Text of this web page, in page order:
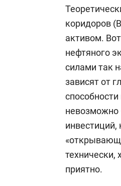
коридоров
активом.
нефтяного
силами так
зависят от
невозможно
инвестиций,
технически,
приятно.